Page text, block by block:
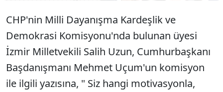
CHP'nin Milli Dayanışma Kardeşlik ve
Demokrasi Komisyonu'nda bulunan üyesi
İzmir Milletvekili Salih Uzun, Cumhurbaşkanı
Başdanışmanı Mehmet Uçum'un komisyon
ile ilgili yazısına, " Siz hangi motivasyonla,